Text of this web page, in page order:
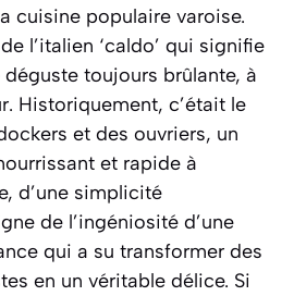
cuisine populaire varoise.
l’italien ‘caldo’ qui signifie
déguste toujours brûlante, à
Historiquement, c’était le
et des ouvriers, un
et rapide à
d’une simplicité
de l’ingéniosité d’une
qui a su transformer des
en un véritable délice. Si